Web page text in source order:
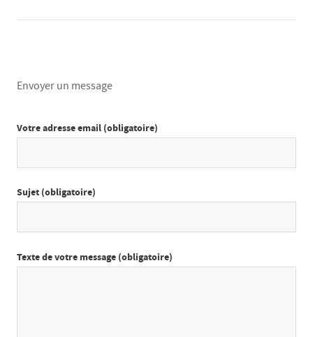
Envoyer un message
Votre adresse email (obligatoire)
Sujet (obligatoire)
Texte de votre message (obligatoire)